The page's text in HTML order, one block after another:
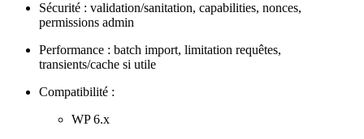
Sécurité : validation/sanitation, capabilities, nonces,
permissions admin
Performance : batch import, limitation requêtes,
transients/cache si utile
Compatibilité :
WP 6.x